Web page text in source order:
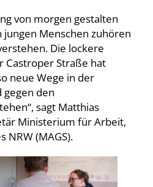
von morgen gestalten
Menschen zuhören
Die lockere
Castroper Straße hat
neue Wege in der
den
sagt Matthias
Ministerium für Arbeit,
NRW (MAGS).